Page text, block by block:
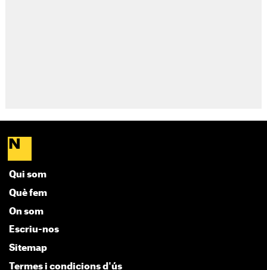
Qui som
Què fem
On som
Escriu-nos
Sitemap
Termes i condicions d'ús